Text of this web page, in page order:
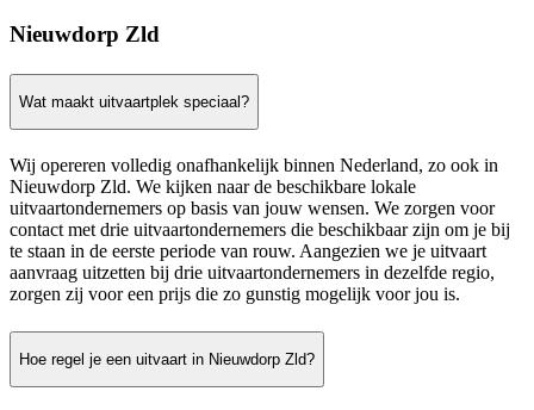
Nieuwdorp Zld
Wat maakt uitvaartplek speciaal?
Wij opereren volledig onafhankelijk binnen Nederland, zo ook in
Nieuwdorp Zld. We kijken naar de beschikbare lokale
uitvaartondernemers op basis van jouw wensen. We zorgen voor
contact met drie uitvaartondernemers die beschikbaar zijn om je bij
te staan in de eerste periode van rouw. Aangezien we je uitvaart
aanvraag uitzetten bij drie uitvaartondernemers in dezelfde regio,
zorgen zij voor een prijs die zo gunstig mogelijk voor jou is.
Hoe regel je een uitvaart in Nieuwdorp Zld?